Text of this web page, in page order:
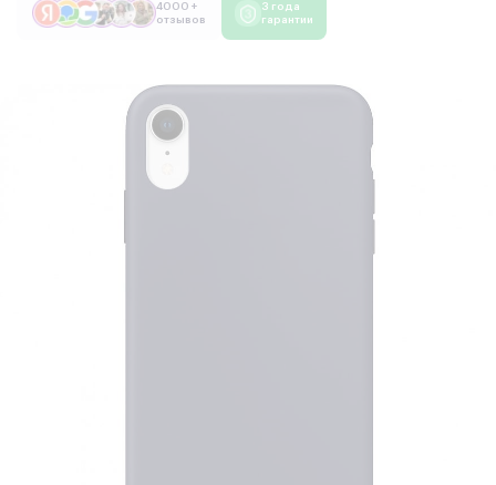
4000 +
отзывов
3 года
гарантии